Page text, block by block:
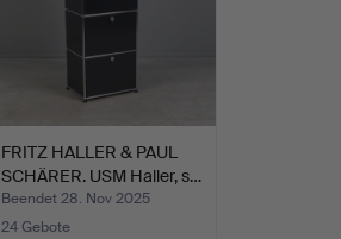
FRITZ HALLER & PAUL
SCHÄRER. USM Haller, s…
Beendet 28. Nov 2025
24 Gebote